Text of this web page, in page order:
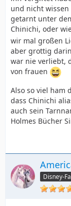
und nicht
getarnt unter
Chinichi, oder
wir mal großen
aber grottig
war nie verliebt,
von frauen
Also so viel ham
dass Chinichi
auch sein
Holmes Bücher
Disney-